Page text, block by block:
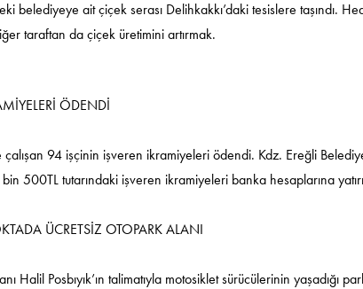
belediyeye ait çiçek serası Delihkakkı’daki tesislere taşındı.
taraftan da çiçek üretimini artırmak.
ÖDENDİ
çalışan 94 işçinin işveren ikramiyeleri ödendi. Kdz. Ereğli
500TL tutarındaki işveren ikramiyeleri banka hesaplarına
ÜCRETSİZ OTOPARK ALANI
Halil Posbıyık’ın talimatıyla motosiklet sürücülerinin yaşadığı